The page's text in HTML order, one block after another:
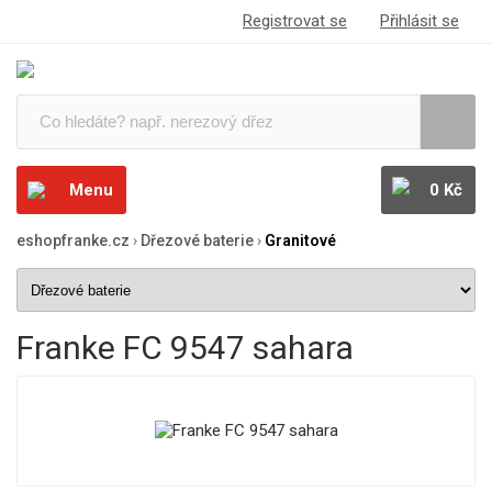
Registrovat se Přihlásit se
Menu 0 Kč
eshopfranke.cz › Dřezové baterie› Granitové
Franke FC 9547 sahara